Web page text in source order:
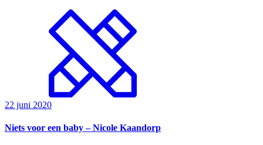
22 juni 2020
Niets voor een baby – Nicole Kaandorp